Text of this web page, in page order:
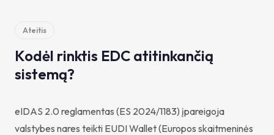
Ateitis
Kodėl rinktis EDC atitinkančią
sistemą?
eIDAS 2.0 reglamentas (ES 2024/1183) įpareigoja
valstybes nares teikti EUDI Wallet (Europos skaitmeninės